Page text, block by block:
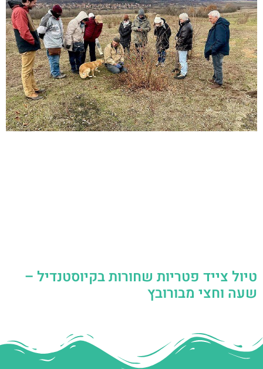
טיול צייד פטריות שחורות בקיוסטנדיל –
שעה וחצי מבורובץ